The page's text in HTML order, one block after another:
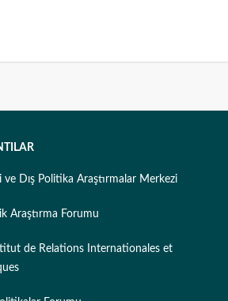
ve Dış Politika Araştırmalar Merkezi
Araştırma Forumu
de Relations Internationales et